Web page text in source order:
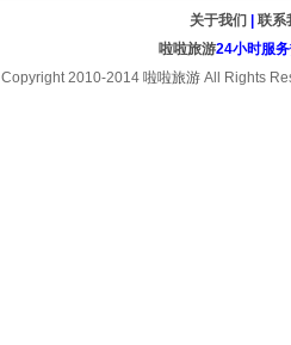
关于我们
联系
啦啦旅游24小时服
Copyright 2010-2014 啦啦旅游All Rights